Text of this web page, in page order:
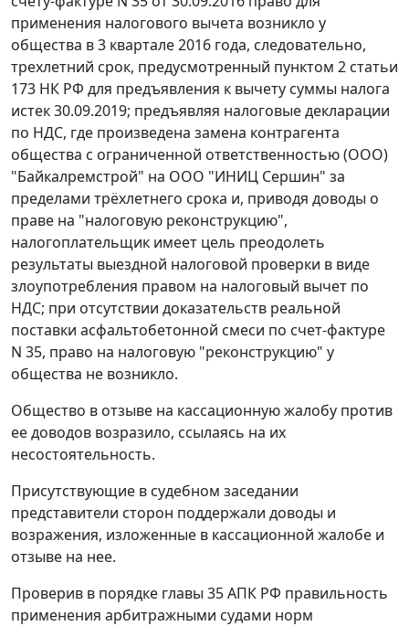
применения налогового вычета возникло у
общества в 3 квартале 2016 года, следовательно,
трехлетний срок, предусмотренный пунктом 2 статьи
173 НК РФ для предъявления к вычету суммы налога
истек 30.09.2019; предъявляя налоговые декларации
по НДС, где произведена замена контрагента
общества с ограниченной ответственностью (ООО)
"Байкалремстрой" на ООО "ИНИЦ Сершин" за
пределами трёхлетнего срока и, приводя доводы о
праве на "налоговую реконструкцию",
налогоплательщик имеет цель преодолеть
результаты выездной налоговой проверки в виде
злоупотребления правом на налоговый вычет по
НДС; при отсутствии доказательств реальной
поставки асфальтобетонной смеси по счет-фактуре
N 35, право на налоговую "реконструкцию" у
общества не возникло.
Общество в отзыве на кассационную жалобу против
ее доводов возразило, ссылаясь на их
несостоятельность.
Присутствующие в судебном заседании
представители сторон поддержали доводы и
возражения, изложенные в кассационной жалобе и
отзыве на нее.
Проверив в порядке главы 35 АПК РФ правильность
применения арбитражными судами норм